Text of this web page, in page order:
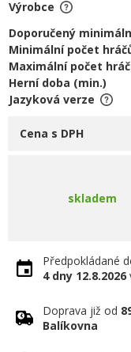
Výrobce
Doporučený
Minimální počet
Maximální počet
Herní doba (min.)
Jazyková verze
Cena s DPH
skladem
Předpokládané
4 dny 12.8.2026
Doprava již od
Balíkovna